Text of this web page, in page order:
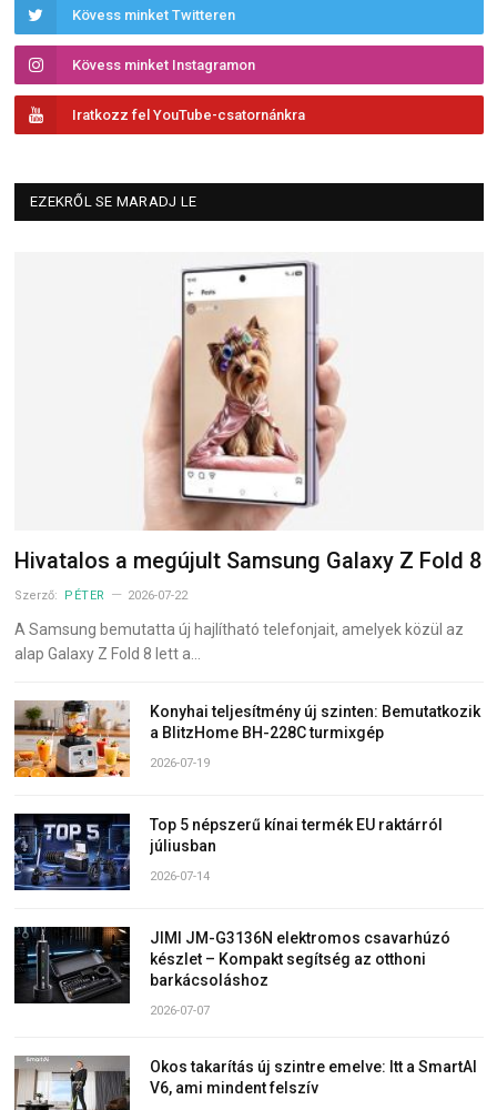
Kövess minket Twitteren
Kövess minket Instagramon
Iratkozz fel YouTube-csatornánkra
EZEKRŐL SE MARADJ LE
Hivatalos a megújult Samsung Galaxy Z Fold 8
Szerző: PÉTER 2026-07-22
A Samsung bemutatta új hajlítható telefonjait, amelyek közül az
alap Galaxy Z Fold 8 lett a…
Konyhai teljesítmény új szinten: Bemutatkozik
a BlitzHome BH-228C turmixgép
2026-07-19
Top 5 népszerű kínai termék EU raktárról
júliusban
2026-07-14
JIMI JM-G3136N elektromos csavarhúzó
készlet – Kompakt segítség az otthoni
barkácsoláshoz
2026-07-07
Okos takarítás új szintre emelve: Itt a SmartAI
V6, ami mindent felszív